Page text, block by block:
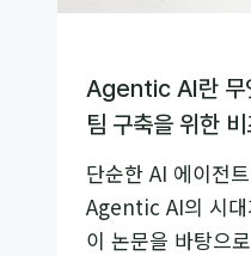
할
까
요?
Agentic AI란 무
팀 구축을 위한
단순한 AI 에이전
Agentic AI의 시대
이 논문을 바탕으